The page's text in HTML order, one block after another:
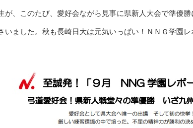
が、このたび、愛好会ながら見事に県新人大会で準優
いました。秋も長崎日大は元気いっぱい！ＮＮＧ学園